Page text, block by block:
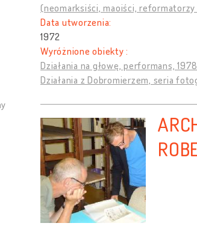
(neomarksiści, maoiści,
Data utworzenia:
1972
Wyróżnione obiekty :
Działania na głowę, performans, 1978
Działania z Dobromierzem, seria